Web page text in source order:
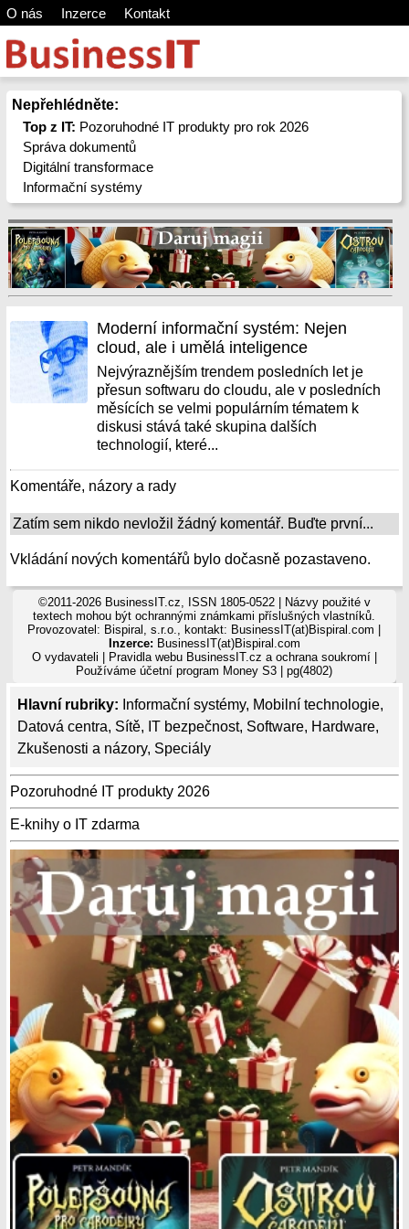
O nás Inzerce Kontakt
Nepřehlédněte:
Top z IT: Pozoruhodné IT produkty pro rok 2026
Správa dokumentů
Digitální transformace
Informační systémy
Hlavní rubriky: Informační systémy, Mobilní technologie,
Datová centra, Sítě, IT bezpečnost, Software, Hardware,
Zkušenosti a názory, Speciály
Pozoruhodné IT produkty 2026
E-knihy o IT zdarma
Moderní informační systém: Nejen
cloud, ale i umělá inteligence
Nejvýraznějším trendem posledních let je
přesun softwaru do cloudu, ale v posledních
měsících se velmi populárním tématem k
diskusi stává také skupina dalších
technologií, které...
Komentáře, názory a rady
Zatím sem nikdo nevložil žádný komentář. Buďte první...
Vkládání nových komentářů bylo dočasně pozastaveno.
©2011-2026 BusinessIT.cz, ISSN 1805-0522 | Názvy použité v
textech mohou být ochrannými známkami příslušných vlastníků.
Provozovatel: Bispiral, s.r.o., kontakt: BusinessIT(at)Bispiral.com |
Inzerce: BusinessIT(at)Bispiral.com
O vydavateli
Pravidla webu BusinessIT.cz a ochrana soukromí|
Používámeúčetní program Money S3 | pg(4802)